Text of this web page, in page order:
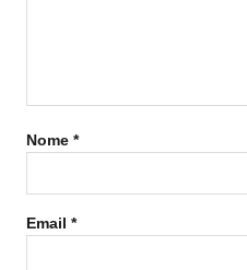
Nome *
Email *